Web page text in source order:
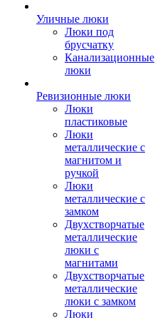
Уличные люки
Люки под
брусчатку
Канализационные
люки
Ревизионные люки
Люки
пластиковые
Люки
металлические с
магнитом и
ручкой
Люки
металлические с
замком
Двухстворчатые
металлические
люки с
магнитами
Двухстворчатые
металлические
люки с замком
Люки